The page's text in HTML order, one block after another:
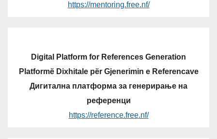
https://mentoring.free.nf/
Digital Platform for References Generation
Platformë Dixhitale për Gjenerimin e Referencave
Дигитална платформа за генерирање на
референци
https://reference.free.nf/